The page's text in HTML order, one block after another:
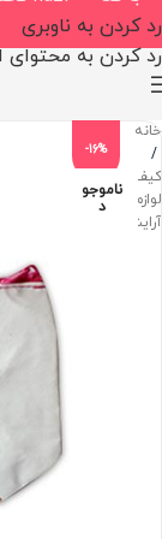
رد کردن به ناوبری
رد کردن به محتوای
خانه
/
کیف
لوازم
آرایش
-16%
ناموجو
د